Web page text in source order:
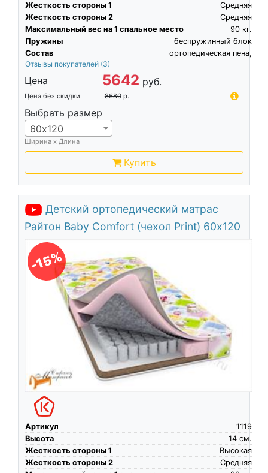
Жесткость стороны 1
Средняя
Жесткость стороны 2
Средняя
Максимальный вес на 1 спальное место
кг.
90
Пружины
беспружинный блок
Состав
ортопедическая пена,
Отзывы покупателей (3)
Цена 5642 руб.
Цена без скидки 8680 р.
Выбрать размер
60х120
Ширина х Длина
Купить
Детский ортопедический матрас
Райтон Baby Comfort (чехол Print) 60х120
-15%
Артикул
1119
Высота
см.
14
Жесткость стороны 1
Высокая
Жесткость стороны 2
Средняя